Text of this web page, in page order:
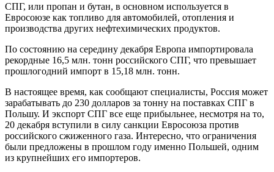
СПГ, или пропан и бутан, в основном используется в
Евросоюзе как топливо для автомобилей, отопления и
производства других нефтехимических продуктов.
По состоянию на середину декабря Европа импортировала
рекордные 16,5 млн. тонн российского СПГ, что превышает
прошлогодний импорт в 15,18 млн. тонн.
В настоящее время, как сообщают специалисты, Россия может
зарабатывать до 230 долларов за тонну на поставках СПГ в
Польшу. И экспорт СПГ все еще прибыльнее, несмотря на то,
20 декабря вступили в силу санкции Евросоюза против
российского сжиженного газа. Интересно, что ограничения
были предложены в прошлом году именно Польшей, одним
из крупнейших его импортеров.